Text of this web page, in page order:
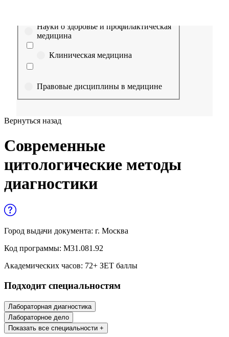
Науки о здоровье и профилактическая
медицина
Клиническая медицина
Правовые дисциплины в медицине
медицине
науки
Социология и социальная работа
и служащих
История и археология
Психологические науки
Техносферная безопасность и ОТ
Вернуться назад
Современные
цитологические методы
диагностики
Город выдачи документа: г. Москва
Код программы: М31.081.92
Академических часов: 72+ ЗЕТ баллы
Подходит специальностям
Лабораторная диагностика
Лабораторное дело
Показать все специальности +